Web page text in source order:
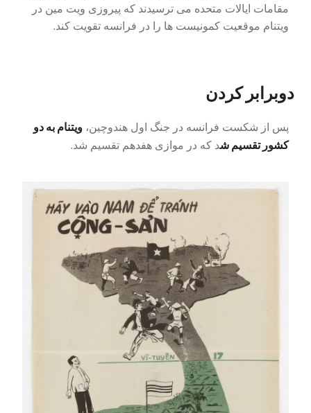
مقامات ایالات متحده می ترسیدند که پیروزی ویت مین در
ویتنام موقعیت کمونیست ها را در فرانسه تقویت کند.
دوبرابر کردن
پس از شکست فرانسه در جنگ اول هندوچین، ویتنام به دو
کشور تقسیم شد که در موازی هفدهم تقسیم شد.